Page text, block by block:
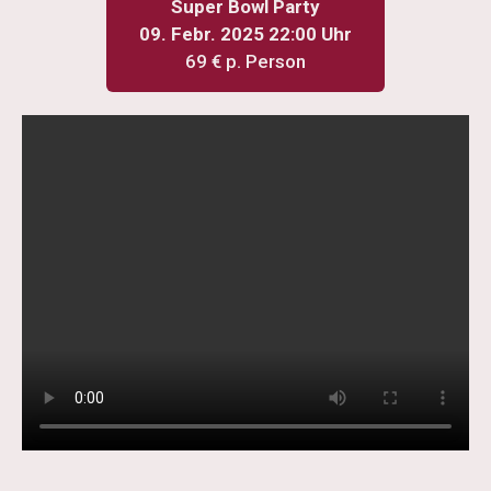
Super Bowl Party
09. Febr. 2025 22:00 Uhr
69 € p. Person